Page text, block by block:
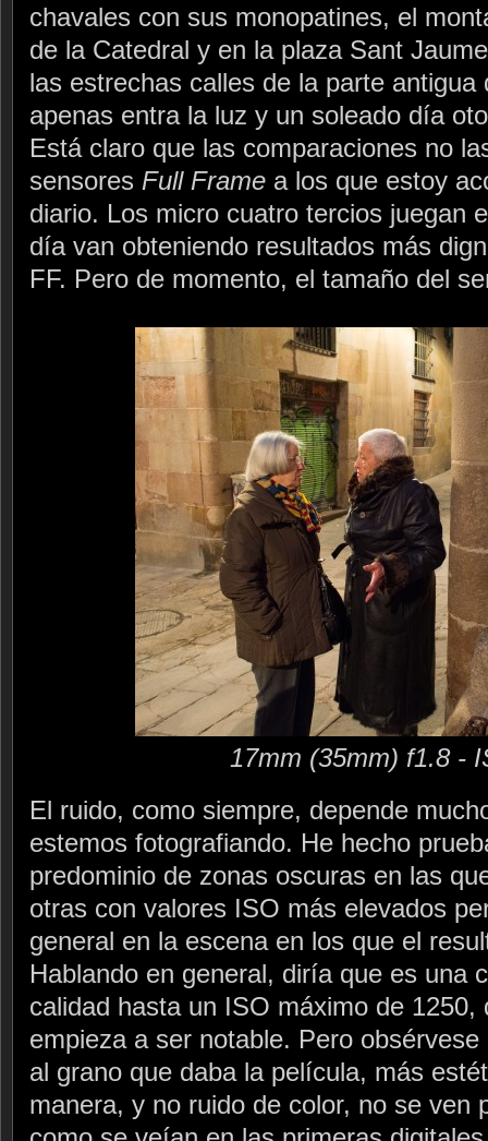
chavales con sus monopatines, el
de la Catedral y en la plaza Sant
las estrechas calles de la parte antigua
apenas entra la luz y un soleado día
Está claro que las comparaciones no
sensores Full Frame a los que estoy
diario. Los micro cuatro tercios juegan
día van obteniendo resultados más
FF. Pero de momento, el tamaño del
17mm (35mm) f1.8 -
El ruido, como siempre, depende
estemos fotografiando. He hecho
predominio de zonas oscuras en las
otras con valores ISO más elevados
general en la escena en los que el
Hablando en general, diría que es una
calidad hasta un ISO máximo de 1250,
empieza a ser notable. Pero
al grano que daba la película, más
manera, y no ruido de color, no se ven